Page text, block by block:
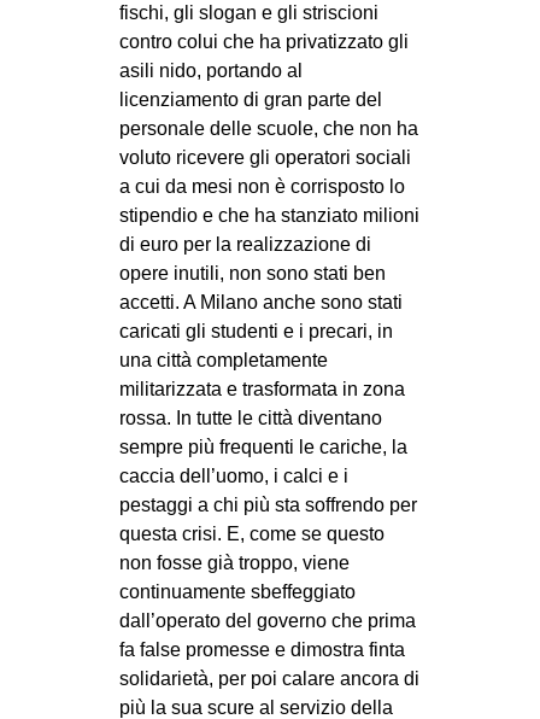
fischi, gli slogan e gli striscioni
contro colui che ha privatizzato gli
asili nido, portando al
licenziamento di gran parte del
personale delle scuole, che non ha
voluto ricevere gli operatori sociali
a cui da mesi non è corrisposto lo
stipendio e che ha stanziato milioni
di euro per la realizzazione di
opere inutili, non sono stati ben
accetti. A Milano anche sono stati
caricati gli studenti e i precari, in
una città completamente
militarizzata e trasformata in zona
rossa. In tutte le città diventano
sempre più frequenti le cariche, la
caccia dell’uomo, i calci e i
pestaggi a chi più sta soffrendo per
questa crisi. E, come se questo
non fosse già troppo, viene
continuamente sbeffeggiato
dall’operato del governo che prima
fa false promesse e dimostra finta
solidarietà, per poi calare ancora di
più la sua scure al servizio della